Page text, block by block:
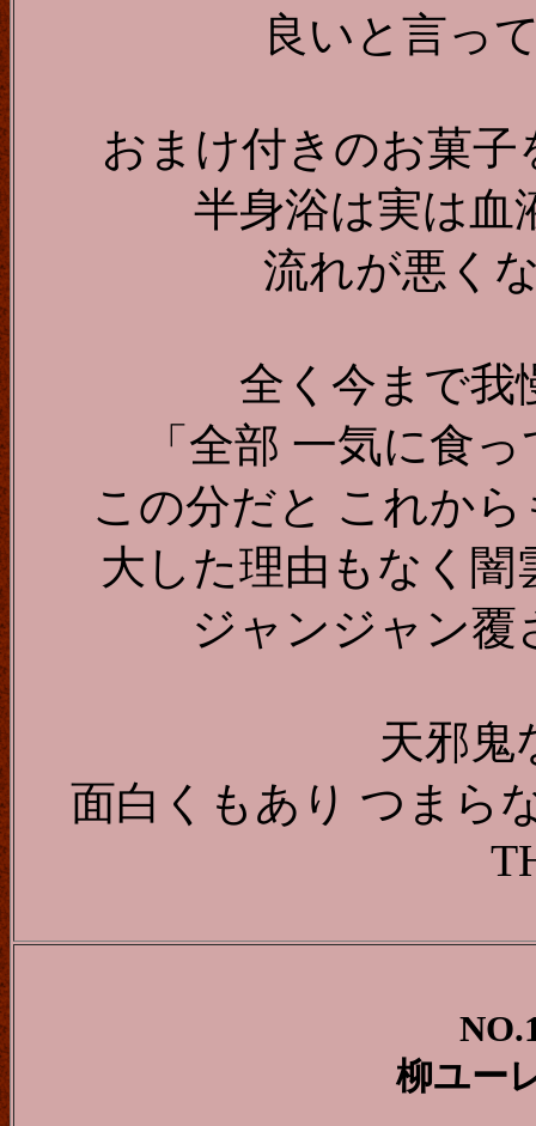
良いと言っ
おまけ付きのお菓
半身浴は実は血
流れが悪く
全く今まで我
「全部 一気に食
この分だと これか
大した理由もなく
ジャンジャン
天邪鬼
面白くもあり つまら
柳ユー